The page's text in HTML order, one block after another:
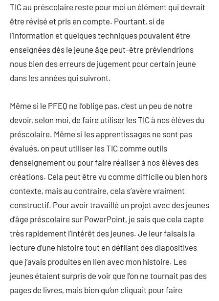
TIC au préscolaire reste pour moi un élément qui devrait
être révisé et pris en compte. Pourtant, si de
l’information et quelques techniques pouvaient être
enseignées dès le jeune âge peut-être préviendrions
nous bien des erreurs de jugement pour certain jeune
dans les années qui suivront.
Même si le PFEQ ne l’oblige pas, c’est un peu de notre
devoir, selon moi, de faire utiliser les TIC à nos élèves du
préscolaire. Même si les apprentissages ne sont pas
évalués, on peut utiliser les TIC comme outils
d’enseignement ou pour faire réaliser à nos élèves des
créations. Cela peut être vu comme difficile ou bien hors
contexte, mais au contraire, cela s’avère vraiment
constructif. Pour avoir travaillé un projet avec des jeunes
d’âge préscolaire sur PowerPoint, je sais que cela capte
très rapidement l’intérêt des jeunes. Je leur faisais la
lecture d’une histoire tout en défilant des diapositives
que j’avais produites en lien avec mon histoire. Les
jeunes étaient surpris de voir que l’on ne tournait pas des
pages de livres, mais bien qu’on cliquait pour faire